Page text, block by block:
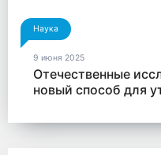
Наука
9 июня 2025
Отечественные
новый способ для